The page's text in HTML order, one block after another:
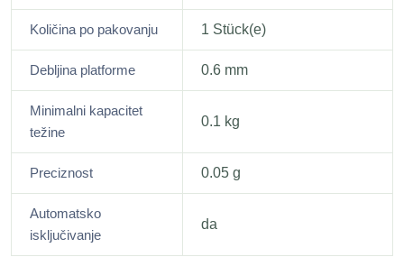
Količina po pakovanju 1 Stück(e)
Debljina platforme 0.6 mm
Minimalni kapacitet
težine
0.1 kg
Preciznost 0.05 g
Automatsko
isključivanje
da